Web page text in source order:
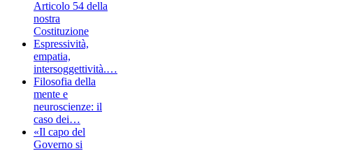
Articolo 54 della
nostra
Costituzione
Espressività,
empatia,
intersoggettività.…
Filosofia della
mente e
neuroscienze: il
caso dei…
«Il capo del
Governo si